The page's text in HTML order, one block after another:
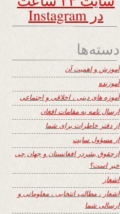
در Instagram
دسته‌ها
آموزش و اهمیت آن
آموزنده
آموزه های دینی ، اخلاقی و اجتماعی
ارسال نامه به مقامات افغان
از دفتر خاطرات برای شما
از مسؤول سایت
ازحقوق بشردر افغانستان و جهان چی
خبر است؟
اشعار
اشعار ، مطالب انتخابی ، معلوماتی و
ارسالی شما